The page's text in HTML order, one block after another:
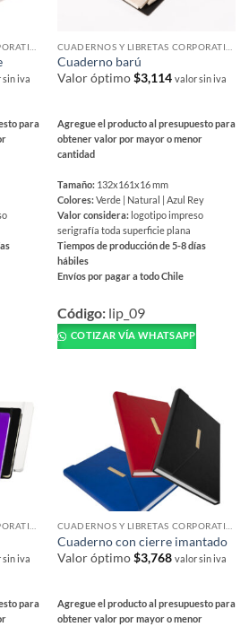
de
producto
sin iva
para
Cuaderno barú
Valor óptimo$3,114 valor sin iva
Agregue el producto al presupuesto para
obtener valor por mayor o menor
cantidad
Tamaño: 132x161x16 mm
Colores:Verde | Natural | Azul Rey
Valor considera: logotipo impreso
serigrafía toda superficie plana
Tiempos de producción de 5-8 días
hábiles
Envíos por pagar a todo Chile
producto
tiene
múltiples
elegir
en
de
producto
Código: lip_09
COTIZAR VÍA WHATSAPP
sin iva
para
Cuaderno con cierre imantado
Valor óptimo$3,768 valor sin iva
Agregue el producto al presupuesto para
obtener valor por mayor o menor